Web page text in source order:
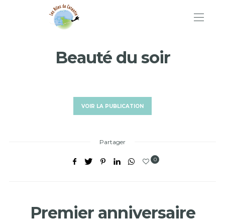
Beauté du soir
VOIR LA PUBLICATION
Partager
0
Premier anniversaire